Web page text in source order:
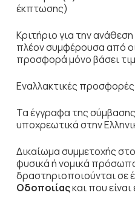
έκπτωσης)
Κριτήριο για την
πλέον συμφέρουσα από
προσφορά μόνο βάσει
Εναλλακτικές προσφορές
Τα έγγραφα της
υποχρεωτικά στην
Δικαίωμα συμμετοχής
φυσικά ή νομικά
δραστηριοποιούνται σε
Οδοποιίαςκαι που